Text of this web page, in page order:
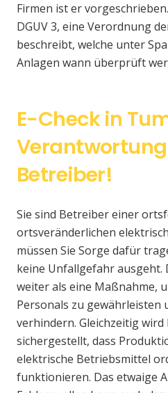
Firmen ist er
DGUV 3, eine Verordnung
beschreibt, welche unter
Anlagen wann überprüft
E-Check in
Betreiber!
Sie sind Betreiber einer
ortsveränderlichen
müssen Sie Sorge dafür
keine Unfallgefahr ausgeht.
weiter als eine Maßnahme,
Personals zu gewährleisten
verhindern. Gleichzeitig
sichergestellt, dass
elektrische Betriebsmittel
funktionieren. Das etwaige